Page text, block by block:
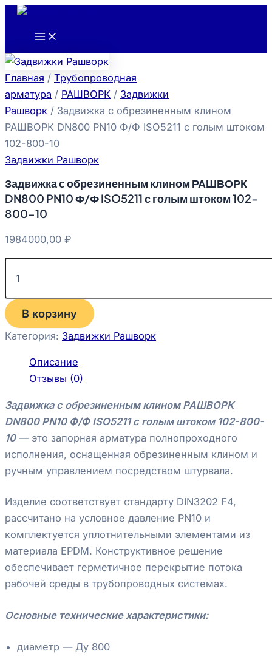
Перейти
содержимому
Main
Главная / Трубопроводная
арматура / РАШВОРК / Задвижки
Рашворк / Задвижка с обрезиненным клином
РАШВОРК DN800 PN10 Ф/Ф ISO5211 с голым штоком
102-800-10
Задвижки Рашворк
Задвижка с обрезиненным клином РАШВОРК
DN800 PN10 Ф/Ф ISO5211 с голым штоком 102-
800-10
1984000,00 ₽
Количество
товара
обрезиненным
клином
РАШВОРК
DN800
PN10
Ф/
Ф
ISO5211
голым
102-
800-
10
В корзину
Категория: Задвижки Рашворк
Описание
Отзывы (0)
Задвижка с обрезиненным клином РАШВОРК
DN800 PN10 Ф/Ф ISO5211 с голым штоком 102-800-
10 — это запорная арматура полнопроходного
исполнения, оснащенная обрезиненным клином и
ручным управлением посредством штурвала.
Изделие соответствует стандарту DIN3202 F4,
рассчитано на условное давление PN10 и
комплектуется уплотнительными элементами из
материала EPDM. Конструктивное решение
обеспечивает герметичное перекрытие потока
рабочей среды в трубопроводных системах.
Основные технические характеристики:
диаметр — Ду 800